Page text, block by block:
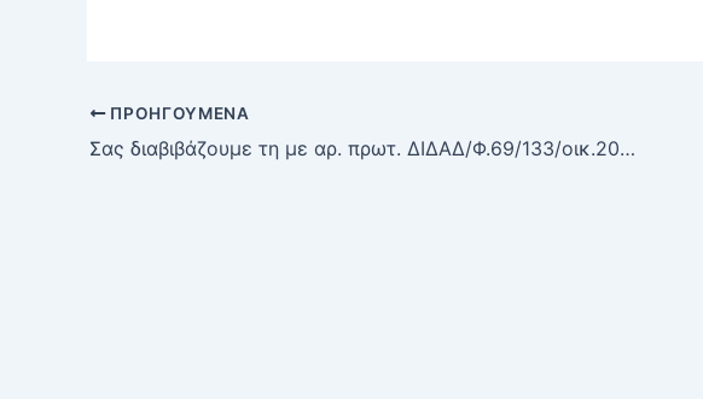
ΠΡΟΗΓΟΎΜΕΝΑ
Σας διαβιβάζουμε τη με αρ. πρωτ. ΔΙΔΑΔ/Φ.69/133/οικ.20764/7-11-2020 εγκύκλιο του Τμήματος Πειθαρχικής Ευθύνης & Δεοντολογίας της Δ/νσης Διαχείρισης Ανθρώπινου Δυναμικού του Υπουργείου Εσωτερικών με θέμα: